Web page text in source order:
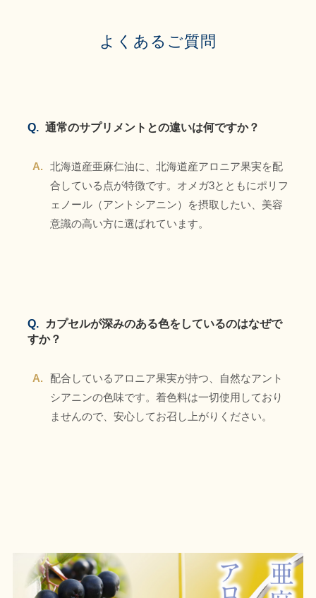
よくあるご質問
Q. 通常のサプリメントとの違いは何ですか？
A.
北海道産亜麻仁油に、北海道産アロニア果実を配
合している点が特徴です。オメガ3とともにポリフ
ェノール（アントシアニン）を摂取したい、美容
意識の高い方に選ばれています。
Q.
カプセルが深みのある色をしているのはなぜで
すか？
A.
配合しているアロニア果実が持つ、自然なアント
シアニンの色味です。着色料は一切使用しており
ませんので、安心してお召し上がりください。